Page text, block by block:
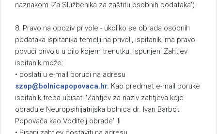
naznakom 'Za Službenika za zaštitu osobnih podataka')
8. Pravo na opoziv privole - ukoliko se obrada osobnih
podataka ispitanika temelji na privoli, ispitanik ima pravo
povući privolu u bilo kojem trenutku. Ispunjeni Zahtjev
ispitanik može:
• poslati u e-mail poruci na adresu
szop@bolnicapopovaca.hr. Kao predmet e-mail poruke
ispitanik treba upisati 'Zahtjev za naziv zahtjeva koje
obrađuje Neuropsihijatrijska bolnica dr. Ivan Barbot
Popovača kao Voditelj obrade' ili